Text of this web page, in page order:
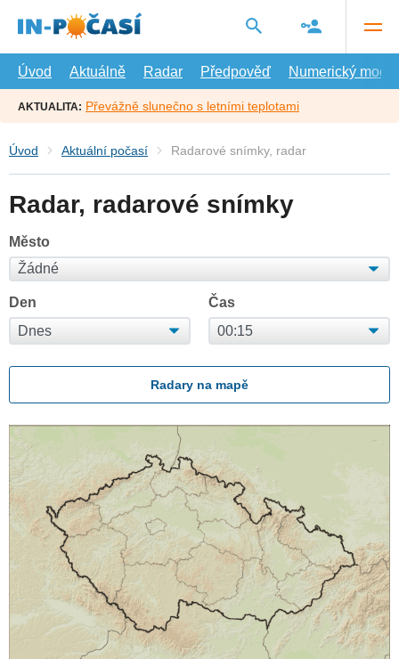
hlavní
Úvod
Aktuálně Radar Předpověď Numerický model
AKTUALITA: Převážně slunečno s letními teplotami
Úvod Aktuální počasí Radarové snímky, radar
Radar, radarové snímky
Město
Den Čas
Radary na mapě